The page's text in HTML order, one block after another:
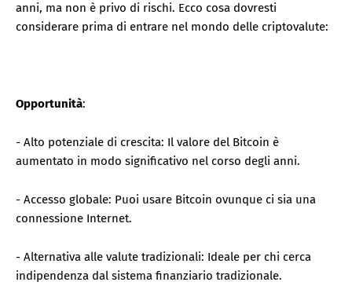
anni, ma non è privo di rischi. Ecco cosa dovresti
considerare prima di entrare nel mondo delle criptovalute:
Opportunità:
- Alto potenziale di crescita: Il valore del Bitcoin è
aumentato in modo significativo nel corso degli anni.
- Accesso globale: Puoi usare Bitcoin ovunque ci sia una
connessione Internet.
- Alternativa alle valute tradizionali: Ideale per chi cerca
indipendenza dal sistema finanziario tradizionale.